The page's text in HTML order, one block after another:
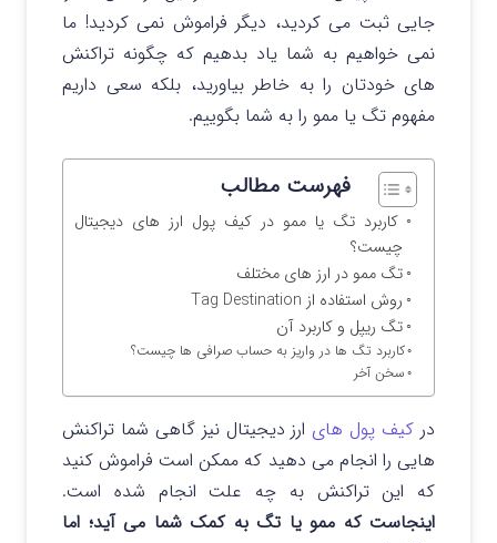
جایی ثبت می کردید، دیگر فراموش نمی کردید! ما
نمی خواهیم به شما یاد بدهیم که چگونه تراکنش
های خودتان را به خاطر بیاورید، بلکه سعی داریم
مفهوم تگ یا ممو را به شما بگوییم.
فهرست مطالب
کاربرد تگ یا ممو در کیف پول ارز های دیجیتال
چیست؟
تگ ممو در ارز های مختلف
روش استفاده از Tag Destination
تگ ریپل و کاربرد آن
کاربرد تگ ها در واریز به حساب صرافی ها چیست؟
سخن آخر
در کیف پول های ارز دیجیتال نیز گاهی شما تراکنش
هایی را انجام می دهید که ممکن است فراموش کنید
که این تراکنش به چه علت انجام شده است.
اینجاست که ممو یا تگ به کمک شما می آید؛ اما